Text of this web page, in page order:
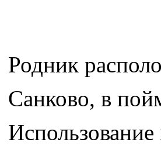
Родник
Санково, в